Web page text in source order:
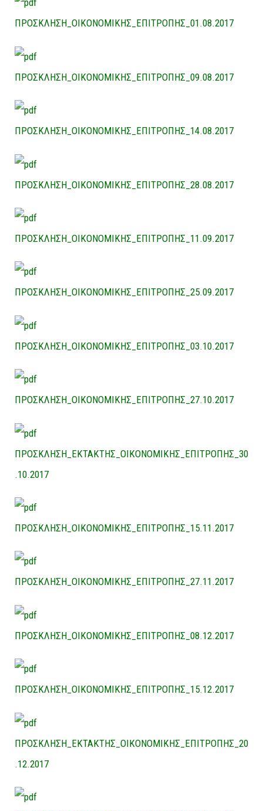
ΠΡΟΣΚΛΗΣΗ_ΟΙΚΟΝΟΜΙΚΗΣ_ΕΠΙΤΡΟΠΗΣ_01.08.2017
ΠΡΟΣΚΛΗΣΗ_ΟΙΚΟΝΟΜΙΚΗΣ_ΕΠΙΤΡΟΠΗΣ_09.08.2017
ΠΡΟΣΚΛΗΣΗ_ΟΙΚΟΝΟΜΙΚΗΣ_ΕΠΙΤΡΟΠΗΣ_14.08.2017
ΠΡΟΣΚΛΗΣΗ_ΟΙΚΟΝΟΜΙΚΗΣ_ΕΠΙΤΡΟΠΗΣ_28.08.2017
ΠΡΟΣΚΛΗΣΗ_ΟΙΚΟΝΟΜΙΚΗΣ_ΕΠΙΤΡΟΠΗΣ_11.09.2017
ΠΡΟΣΚΛΗΣΗ_ΟΙΚΟΝΟΜΙΚΗΣ_ΕΠΙΤΡΟΠΗΣ_25.09.2017
ΠΡΟΣΚΛΗΣΗ_ΟΙΚΟΝΟΜΙΚΗΣ_ΕΠΙΤΡΟΠΗΣ_03.10.2017
ΠΡΟΣΚΛΗΣΗ_ΟΙΚΟΝΟΜΙΚΗΣ_ΕΠΙΤΡΟΠΗΣ_27.10.2017
ΠΡΟΣΚΛΗΣΗ_ΕΚΤΑΚΤΗΣ_ΟΙΚΟΝΟΜΙΚΗΣ_ΕΠΙΤΡΟΠΗΣ_30
.10.2017
ΠΡΟΣΚΛΗΣΗ_ΟΙΚΟΝΟΜΙΚΗΣ_ΕΠΙΤΡΟΠΗΣ_15.11.2017
ΠΡΟΣΚΛΗΣΗ_ΟΙΚΟΝΟΜΙΚΗΣ_ΕΠΙΤΡΟΠΗΣ_27.11.2017
ΠΡΟΣΚΛΗΣΗ_ΟΙΚΟΝΟΜΙΚΗΣ_ΕΠΙΤΡΟΠΗΣ_08.12.2017
ΠΡΟΣΚΛΗΣΗ_ΟΙΚΟΝΟΜΙΚΗΣ_ΕΠΙΤΡΟΠΗΣ_15.12.2017
ΠΡΟΣΚΛΗΣΗ_ΕΚΤΑΚΤΗΣ_ΟΙΚΟΝΟΜΙΚΗΣ_ΕΠΙΤΡΟΠΗΣ_20
.12.2017